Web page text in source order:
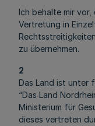
Ich behalte mir
Vertretung in
zu übernehmen.
2
Das Land ist unter
“Das Land
Ministerium für
dieses vertreten